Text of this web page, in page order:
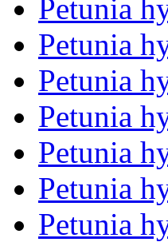
Petunia
Petunia
Petunia
Petunia
Petunia
Petunia
Petunia